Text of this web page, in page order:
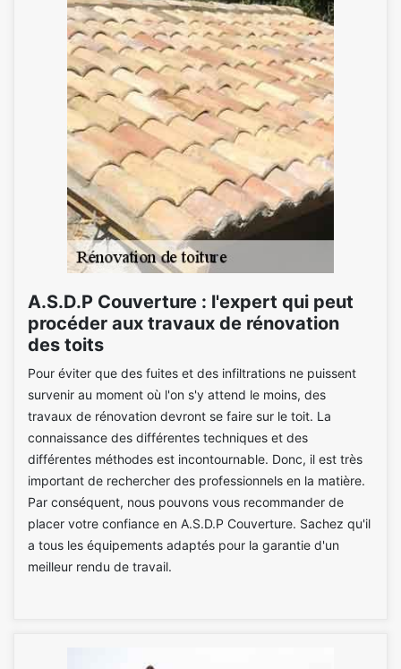
A.S.D.P Couverture : l'expert qui peut
procéder aux travaux de rénovation
des toits
Pour éviter que des fuites et des infiltrations ne puissent
survenir au moment où l'on s'y attend le moins, des
travaux de rénovation devront se faire sur le toit. La
connaissance des différentes techniques et des
différentes méthodes est incontournable. Donc, il est très
important de rechercher des professionnels en la matière.
Par conséquent, nous pouvons vous recommander de
placer votre confiance en A.S.D.P Couverture. Sachez qu'il
a tous les équipements adaptés pour la garantie d'un
meilleur rendu de travail.